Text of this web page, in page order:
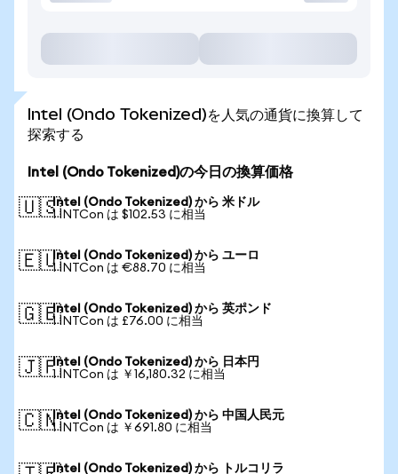
Intel (Ondo Tokenized)を人気の通貨に換算して
探索する
Intel (Ondo Tokenized)の今日の換算価格
🇺🇸Intel (Ondo Tokenized) から 米ドル
1 INTCon は $102.53 に相当
🇪🇺Intel (Ondo Tokenized) から ユーロ
1 INTCon は €88.70 に相当
🇬🇧Intel (Ondo Tokenized) から 英ポンド
1 INTCon は £76.00 に相当
🇯🇵Intel (Ondo Tokenized) から 日本円
1 INTCon は ￥16,180.32 に相当
🇨🇳Intel (Ondo Tokenized) から 中国人民元
1 INTCon は ￥691.80 に相当
Intel (Ondo Tokenized) から トルコリラ